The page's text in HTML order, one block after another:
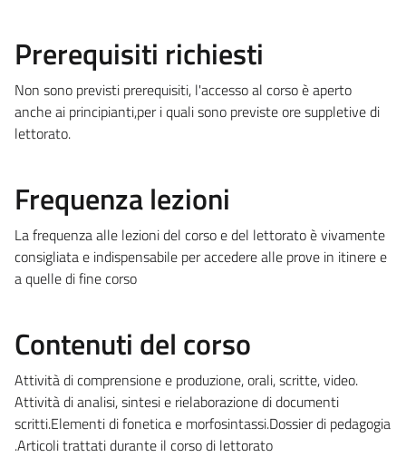
Prerequisiti richiesti
Non sono previsti prerequisiti, l'accesso al corso è aperto
anche ai principianti,per i quali sono previste ore suppletive di
lettorato.
Frequenza lezioni
La frequenza alle lezioni del corso e del lettorato è vivamente
consigliata e indispensabile per accedere alle prove in itinere e
a quelle di fine corso
Contenuti del corso
Attività di comprensione e produzione, orali, scritte, video.
Attività di analisi, sintesi e rielaborazione di documenti
scritti.Elementi di fonetica e morfosintassi.Dossier di pedagogia
.Articoli trattati durante il corso di lettorato